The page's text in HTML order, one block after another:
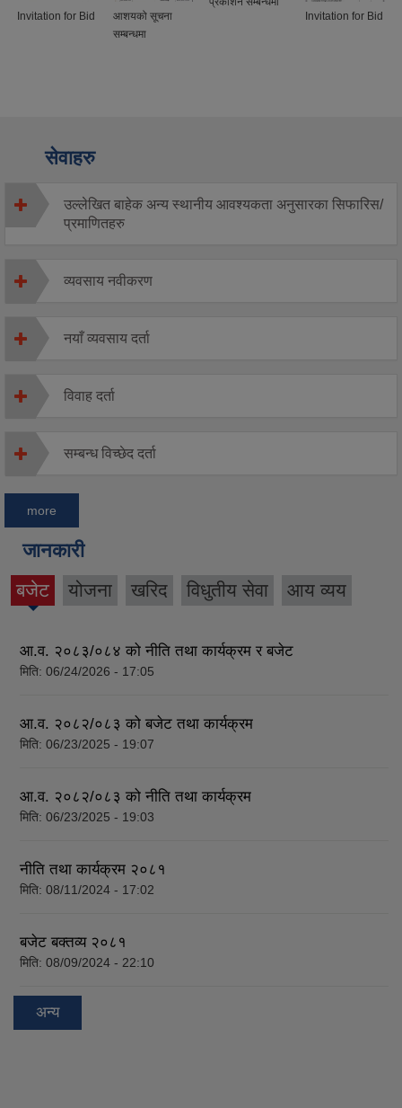
Invitation for Bid
आशयको सूचना
सम्बन्धमा
Invitation for Bid
सेवाहरु
उल्लेखित बाहेक अन्य स्थानीय आवश्यकता अनुसारका सिफारिस/
प्रमाणितहरु
व्यवसाय नवीकरण
नयाँ व्यवसाय दर्ता
विवाह दर्ता
सम्बन्ध विच्छेद दर्ता
more
जानकारी
बजेट
(active
योजना खरिद विधुतीय सेवा आय व्यय
आ.व. २०८३/०८४ को नीति तथा कार्यक्रम र बजेट
मिति: 06/24/2026 - 17:05
आ.व. २०८२/०८३ को बजेट तथा कार्यक्रम
मिति: 06/23/2025 - 19:07
आ.व. २०८२/०८३ को नीति तथा कार्यक्रम
मिति: 06/23/2025 - 19:03
नीति तथा कार्यक्रम २०८१
मिति: 08/11/2024 - 17:02
बजेट बक्तव्य २०८१
मिति: 08/09/2024 - 22:10
अन्य